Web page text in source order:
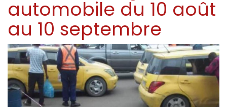
automobile du 10 août
au 10 septembre